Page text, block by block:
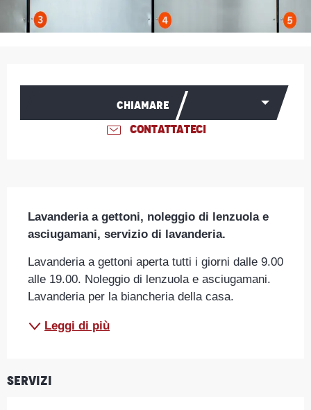
CHIAMARE
CONTATTATECI
Lavanderia a gettoni, noleggio di lenzuola e
asciugamani, servizio di lavanderia.
Lavanderia a gettoni aperta tutti i giorni dalle 9.00
alle 19.00. Noleggio di lenzuola e asciugamani.
Lavanderia per la biancheria della casa.
Leggi di più
Servizi